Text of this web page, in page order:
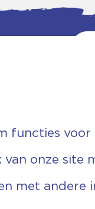
functies
onze site
met